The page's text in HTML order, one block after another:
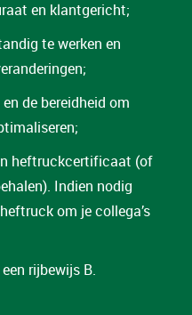
en klantgericht;
te werken en
de bereidheid om
heftruckcertificaat (of
Indien nodig
om je collega’s
rijbewijs B.